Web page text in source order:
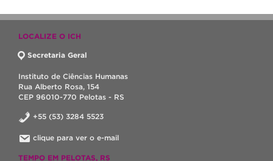
LOCALIZE O ICH
Secretaria Geral
Instituto de Ciências Humanas
Rua Alberto Rosa, 154
CEP 96010-770 Pelotas - RS
+55 (53) 3284 5523
clique para ver o e-mail
TEMPO EM PELOTAS, RS